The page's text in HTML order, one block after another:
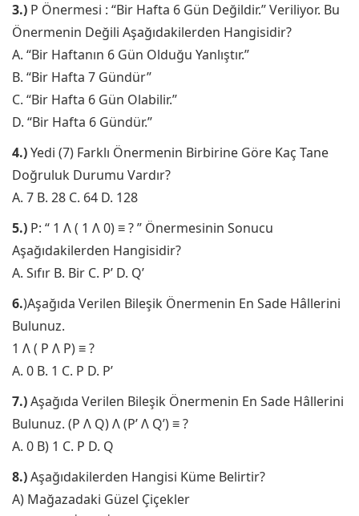
3.) P Önermesi : “Bir Hafta 6 Gün Değildir.’’ Veriliyor. Bu
Önermenin Değili Aşağıdakilerden Hangisidir?
A. “Bir Haftanın 6 Gün Olduğu Yanlıştır.’’
B. “Bir Hafta 7 Gündür’’
C. “Bir Hafta 6 Gün Olabilir.’’
D. “Bir Hafta 6 Gündür.’’
4.)Yedi (7) Farklı Önermenin Birbirine Göre Kaç Tane
Doğruluk Durumu Vardır?
A. 7 B. 28 C. 64 D. 128
5.) P: “ 1 Λ ( 1 Λ 0) ≡ ? ” Önermesinin Sonucu
Aşağıdakilerden Hangisidir?
A. Sıfır B. Bir C. P’ D. Q’
6.)Aşağıda Verilen Bileşik Önermenin En Sade Hâllerini
Bulunuz.
1 Λ ( P Λ P) ≡ ?
A. 0 B. 1 C. P D. P’
7.)Aşağıda Verilen Bileşik Önermenin En Sade Hâllerini
Bulunuz. (P Λ Q) Λ (P’ Λ Q’) ≡ ?
A. 0 B) 1 C. P D. Q
8.)Aşağıdakilerden Hangisi Küme Belirtir?
A) Mağazadaki Güzel Çiçekler